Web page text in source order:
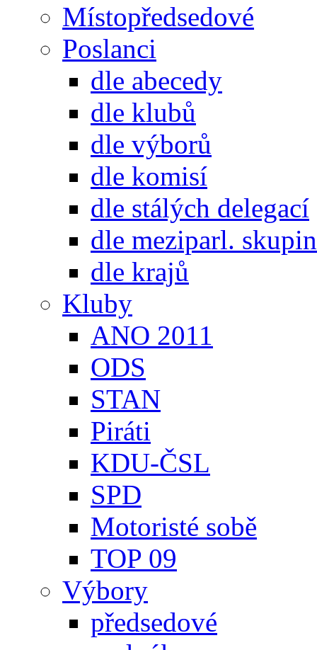
Místopředsedové
Poslanci
dle abecedy
dle klubů
dle výborů
dle komisí
dle stálých delegací
dle meziparl. skupin
dle krajů
Kluby
ANO 2011
ODS
STAN
Piráti
KDU-ČSL
SPD
Motoristé sobě
TOP 09
Výbory
předsedové